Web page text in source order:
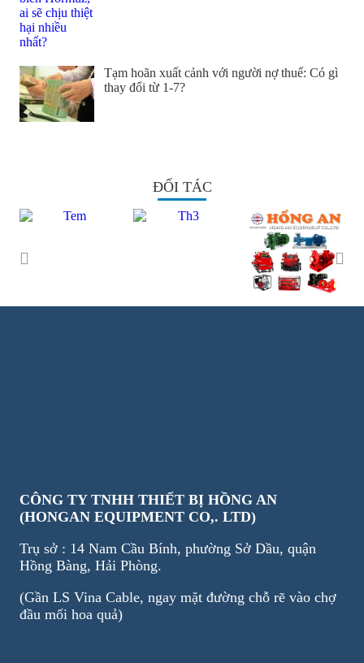
Tạm hoãn xuất cảnh với người nợ thuế: Có gì
thay đổi từ 1-7?
ĐỐI TÁC
CÔNG TY TNHH THIẾT BỊ HỒNG AN
(HONGAN EQUIPMENT CO,. LTD)
Trụ sở : 14 Nam Cầu Bính, phường Sở Dầu, quận
Hồng Bàng, Hải Phòng.
(Gần LS Vina Cable, ngay mặt đường chỗ rẽ vào chợ
đầu mối hoa quả)